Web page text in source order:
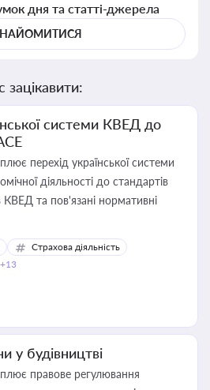
дня та статті-джерела
зацікавити:
системи КВЕД до
перехід української системи
діяльності до стандартів
КВЕД та пов'язані нормативні
Страхова діяльність
+13
у будівництві
правове регулювання